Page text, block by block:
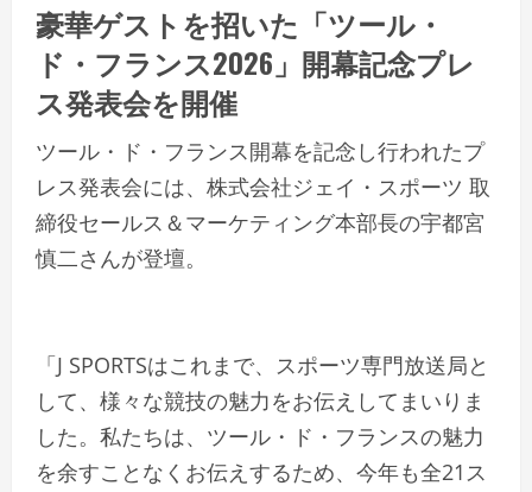
豪華ゲストを招いた「ツール・
ド・フランス2026」開幕記念プレ
ス発表会を開催
ツール・ド・フランス開幕を記念し行われたプ
レス発表会には、株式会社ジェイ・スポーツ 取
締役セールス＆マーケティング本部長の宇都宮
慎二さんが登壇。
「J SPORTSはこれまで、スポーツ専門放送局と
して、様々な競技の魅力をお伝えしてまいりま
した。私たちは、ツール・ド・フランスの魅力
を余すことなくお伝えするため、今年も全21ス